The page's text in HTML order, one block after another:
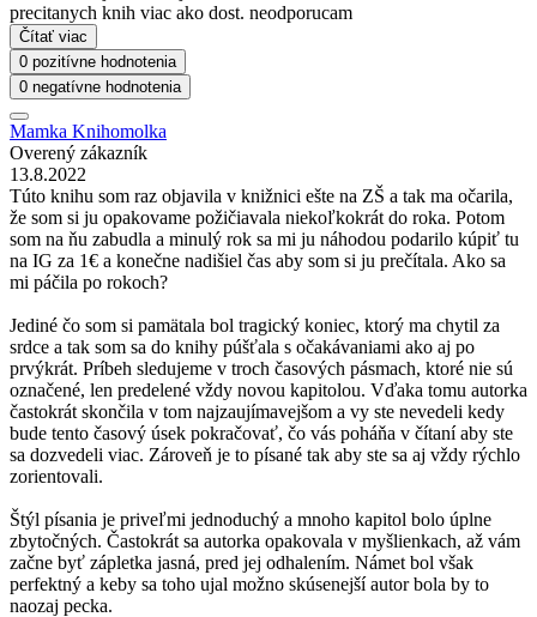
precitanych knih viac ako dost. neodporucam
Čítať viac
0 pozitívne hodnotenia
0 negatívne hodnotenia
Mamka Knihomolka
Overený zákazník
13.8.2022
Túto knihu som raz objavila v knižnici ešte na ZŠ a tak ma očarila,
že som si ju opakovame požičiavala niekoľkokrát do roka. Potom
som na ňu zabudla a minulý rok sa mi ju náhodou podarilo kúpiť tu
na IG za 1€ a konečne nadišiel čas aby som si ju prečítala. Ako sa
mi páčila po rokoch?
Jediné čo som si pamätala bol tragický koniec, ktorý ma chytil za
srdce a tak som sa do knihy púšťala s očakávaniami ako aj po
prvýkrát. Príbeh sledujeme v troch časových pásmach, ktoré nie sú
označené, len predelené vždy novou kapitolou. Vďaka tomu autorka
častokrát skončila v tom najzaujímavejšom a vy ste nevedeli kedy
bude tento časový úsek pokračovať, čo vás poháňa v čítaní aby ste
sa dozvedeli viac. Zároveň je to písané tak aby ste sa aj vždy rýchlo
zorientovali.
Štýl písania je priveľmi jednoduchý a mnoho kapitol bolo úplne
zbytočných. Častokrát sa autorka opakovala v myšlienkach, až vám
začne byť zápletka jasná, pred jej odhalením. Námet bol však
perfektný a keby sa toho ujal možno skúsenejší autor bola by to
naozaj pecka.